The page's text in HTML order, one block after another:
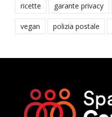
ricette garante privacy
vegan polizia postale